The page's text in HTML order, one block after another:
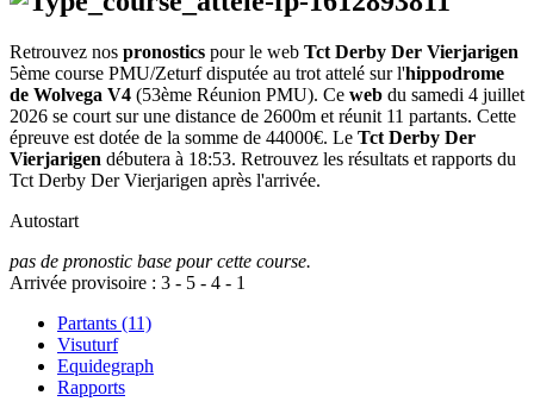
Retrouvez nos pronostics pour le web Tct Derby Der Vierjarigen
5ème course PMU/Zeturf disputée au trot attelé sur l'hippodrome
de Wolvega V4 (53ème Réunion PMU). Ce web du samedi 4 juillet
2026 se court sur une distance de 2600m et réunit 11 partants. Cette
épreuve est dotée de la somme de 44000€. Le Tct Derby Der
Vierjarigen débutera à 18:53. Retrouvez les résultats et rapports du
Tct Derby Der Vierjarigen après l'arrivée.
Autostart
pas de pronostic base pour cette course.
Arrivée provisoire : 3 - 5 - 4 - 1
Partants (11)
Visuturf
Equidegraph
Rapports